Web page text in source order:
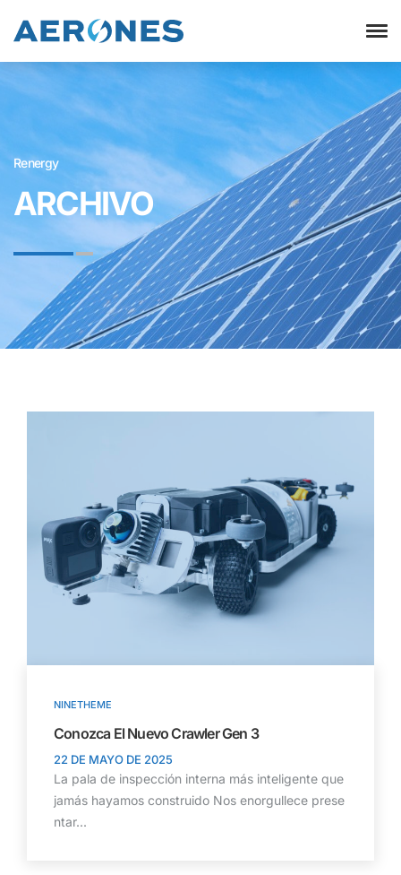
Renergy
ARCHIVO
NINETHEME
Conozca El Nuevo Crawler Gen 3
22 DE MAYO DE 2025
La pala de inspección interna más inteligente que
jamás hayamos construido Nos enorgullece prese
ntar...